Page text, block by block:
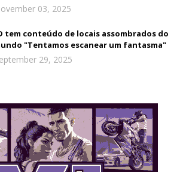
03, 2025
tem conteúdo de locais assombrados do
"Tentamos escanear um fantasma"
29, 2025